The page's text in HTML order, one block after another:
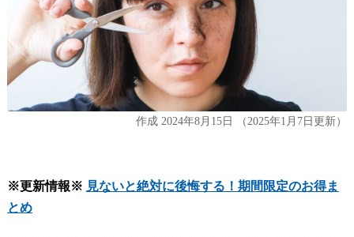
作成 2024年8月15日 （2025年1月7日更新）
※更新情報※ 見ないと絶対に後悔する！期間限定のお得ま
とめ